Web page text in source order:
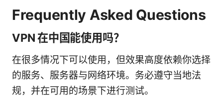
Frequently Asked Questions
VPN 在中国能使用吗？
在很多情况下可以使用，但效果高度依赖你选择
的服务、服务器与网络环境。务必遵守当地法
规，并在可用的场景下进行测试。